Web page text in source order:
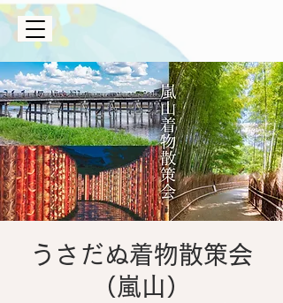
うさだぬ着物散策会
（嵐山）